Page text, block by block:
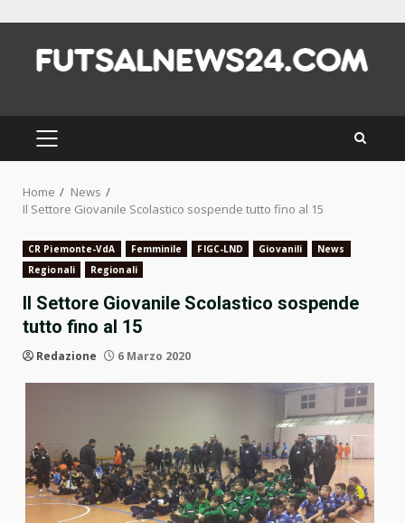
content
PRIMARY
MENU
Home
News
Il Settore Giovanile Scolastico sospende tutto fino al 15
CR Piemonte-VdA Femminile FIGC-LND Giovanili
News
Regionali
Regionali
Il Settore Giovanile Scolastico sospende
tutto fino al 15
Redazione 6 Marzo 2020